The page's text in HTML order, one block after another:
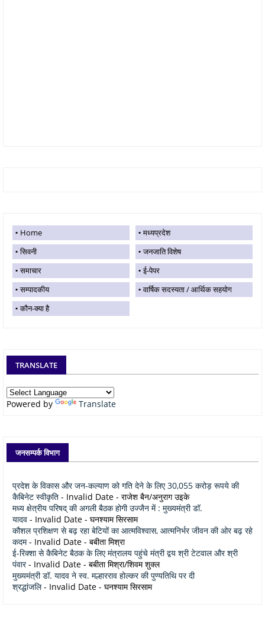
Home
मध्यप्रदेश
सिवनी
जनजाति विशेष
समाचार
ई-पेपर
सम्पादकीय
वार्षिक सदस्यता / आर्थिक सहयोग
कौन-क्या है
TRANSLATE
Powered by Translate
जनसम्पर्क विभाग
प्रदेश के विकास और जन-कल्याण को गति देने के लिए 30,055 करोड़ रूपये की
कैबिनेट स्वीकृति - Invalid Date - राजेश बैन/अनुराग उइके
मध्य क्षेत्रीय परिषद् की अगली बैठक होगी उज्जैन में : मुख्यमंत्री डॉ.
यादव - Invalid Date - घनश्याम सिरसाम
कौशल प्रशिक्षण से बढ़ रहा बेटियों का आत्मविश्वास, आत्मनिर्भर जीवन की ओर बढ़ रहे
कदम- Invalid Date - बबीता मिश्रा
ई-रिक्शा से कैबिनेट बैठक के लिए मंत्रालय पहुंचे मंत्री द्वय श्री टेटवाल और श्री
पंवार- Invalid Date - बबीता मिश्रा/शिवम शुक्ल
मुख्यमंत्री डॉ. यादव ने स्व. मल्हारराव होल्कर की पुण्यतिथि पर दी
श्रद्धांजलि- Invalid Date - घनश्याम सिरसाम